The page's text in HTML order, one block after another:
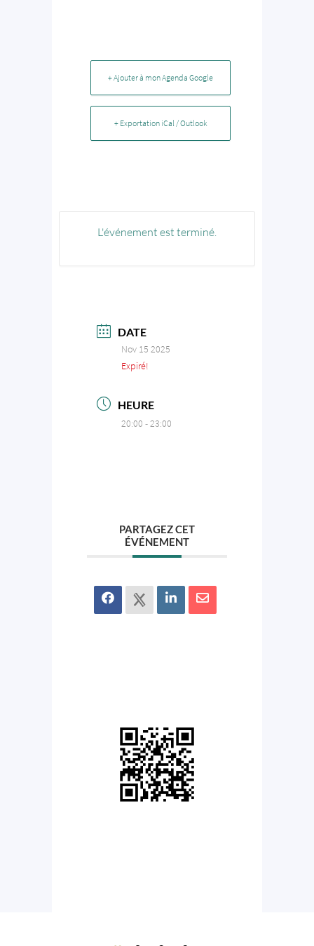
+ Ajouter à mon Agenda Google
+ Exportation iCal / Outlook
L'événement est terminé.
DATE
Nov 15 2025
Expiré!
HEURE
20:00 - 23:00
PARTAGEZ CET
ÉVÉNEMENT